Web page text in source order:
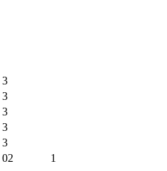
3
3
3
3
3
02 1